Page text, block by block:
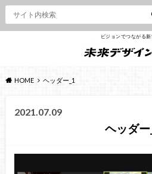
ビジョンでつながる
HOME ヘッダー_1
2021.07.09
ヘッダー